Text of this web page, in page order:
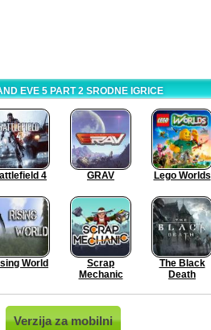
EVE 5 PART 2 SRODNE IGRICE
4 GRAV Lego Worlds
World
Scrap
Mechanic
The Black
Death
Verzija za mobilni